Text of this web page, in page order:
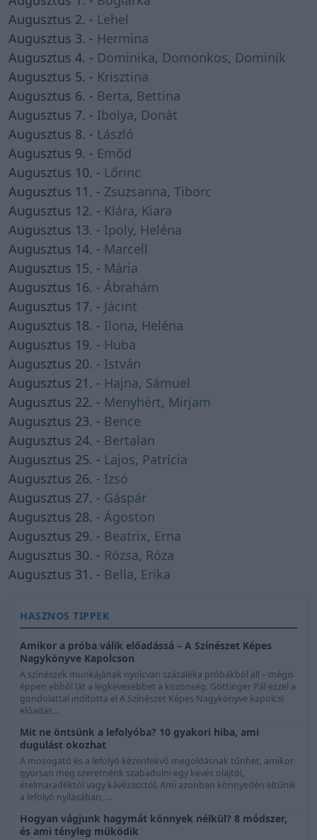
Augusztus 2. - Lehel
Augusztus 3. - Hermina
Augusztus 4. - Dominika, Domonkos, Dominik
Augusztus 5. - Krisztina
Augusztus 6. - Berta, Bettina
Augusztus 7. - Ibolya, Donát
Augusztus 8. - László
Augusztus 9. - Emőd
Augusztus 10. - Lőrinc
Augusztus 11. - Zsuzsanna, Tiborc
Augusztus 12. - Klára, Kiara
Augusztus 13. - Ipoly, Heléna
Augusztus 14. - Marcell
Augusztus 15. - Mária
Augusztus 16. - Ábrahám
Augusztus 17. - Jácint
Augusztus 18. - Ilona, Heléna
Augusztus 19. - Huba
Augusztus 20. - István
Augusztus 21. - Hajna, Sámuel
Augusztus 22. - Menyhért, Mirjam
Augusztus 23. - Bence
Augusztus 24. - Bertalan
Augusztus 25. - Lajos, Patrícia
Augusztus 26. - Izsó
Augusztus 27. - Gáspár
Augusztus 28. - Ágoston
Augusztus 29. - Beatrix, Erna
Augusztus 30. - Rózsa, Róza
Augusztus 31. - Bella, Erika
HASZNOS TIPPEK
Amikor a próba válik előadássá – A Színészet Képes
Nagykönyve Kapolcson
A színészek munkájának nyolcvan százaléka próbákból áll – mégis
éppen ebből lát a legkevesebbet a közönség. Göttinger Pál ezzel a
gondolattal indította el A Színészet Képes Nagykönyve kapolcsi
előadás...
Mit ne öntsünk a lefolyóba? 10 gyakori hiba, ami
dugulást okozhat
A mosogató és a lefolyó kézenfekvő megoldásnak tűnhet, amikor
gyorsan meg szeretnénk szabadulni egy kevés olajtól,
ételmaradéktól vagy kávézacctól. Ami azonban könnyedén eltűnik
a lefolyó nyílásában, ...
Hogyan vágjunk hagymát könnyek nélkül? 8 módszer,
és ami tényleg működik